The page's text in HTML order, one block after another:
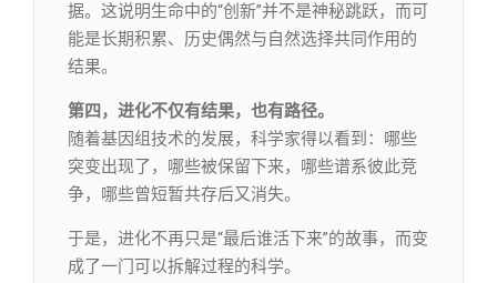
据。这说明生命中的“创新”并不是神秘跳跃，而可
能是长期积累、历史偶然与自然选择共同作用的
结果。
第四，进化不仅有结果，也有路径。
随着基因组技术的发展，科学家得以看到：哪些
突变出现了，哪些被保留下来，哪些谱系彼此竞
争，哪些曾短暂共存后又消失。
于是，进化不再只是“最后谁活下来”的故事，而变
成了一门可以拆解过程的科学。